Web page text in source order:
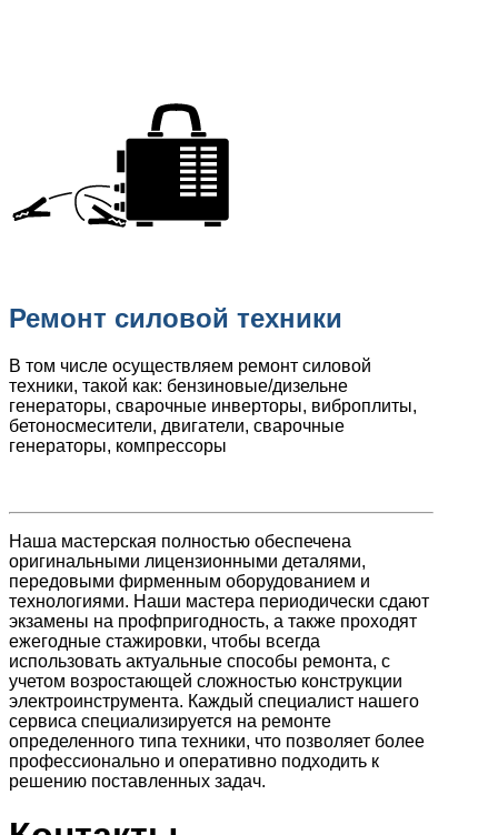
Ремонт силовой техники
В том числе осуществляем ремонт силовой
техники, такой как: бензиновые/дизельне
генераторы, сварочные инверторы, виброплиты,
бетоносмесители, двигатели, сварочные
генераторы, компрессоры
Наша мастерская полностью обеспечена
оригинальными лицензионными деталями,
передовыми фирменным оборудованием и
технологиями. Наши мастера периодически сдают
экзамены на профпригодность, а также проходят
ежегодные стажировки, чтобы всегда
использовать актуальные способы ремонта, с
учетом возростающей сложностью конструкции
электроинструмента. Каждый специалист нашего
сервиса специализируется на ремонте
определенного типа техники, что позволяет более
профессионально и оперативно подходить к
решению поставленных задач.